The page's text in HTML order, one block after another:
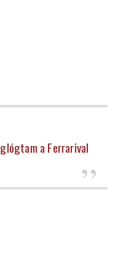
a Ferrarival